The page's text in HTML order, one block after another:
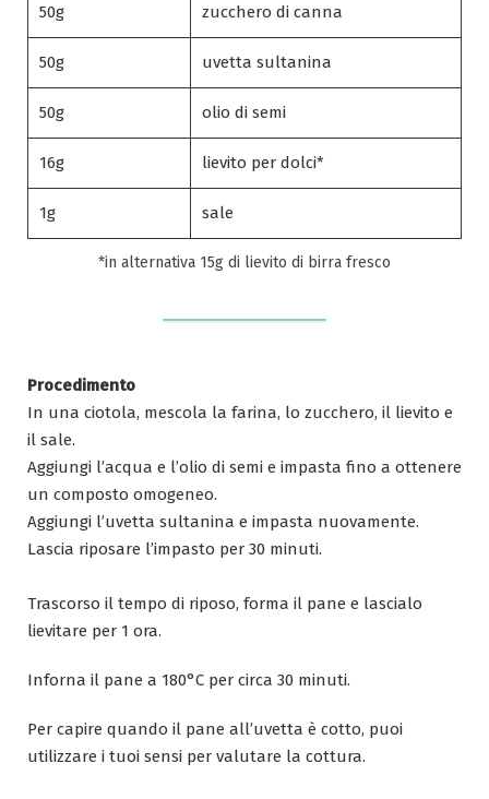
50g zucchero di canna
50g uvetta sultanina
50g olio di semi
16g lievito per dolci*
1g sale
*in alternativa 15g di lievito di birra fresco
Procedimento
In una ciotola, mescola la farina, lo zucchero, il lievito e
il sale.
Aggiungi l’acqua e l’olio di semi e impasta fino a ottenere
un composto omogeneo.
Aggiungi l’uvetta sultanina e impasta nuovamente.
Lascia riposare l’impasto per 30 minuti.
Trascorso il tempo di riposo, forma il pane e lascialo
lievitare per 1 ora.
Inforna il pane a 180°C per circa 30 minuti.
Per capire quando il pane all’uvetta è cotto, puoi
utilizzare i tuoi sensi per valutare la cottura.